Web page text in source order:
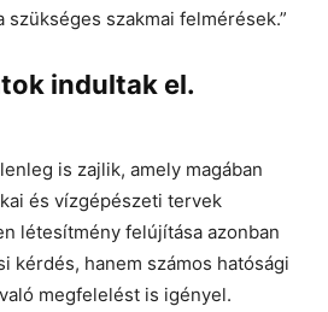
szakmai felmérések.”
indultak el.
is zajlik, amely magában
és vízgépészeti tervek
létesítmény felújítása azonban
kérdés, hanem számos hatósági
megfelelést is igényel.